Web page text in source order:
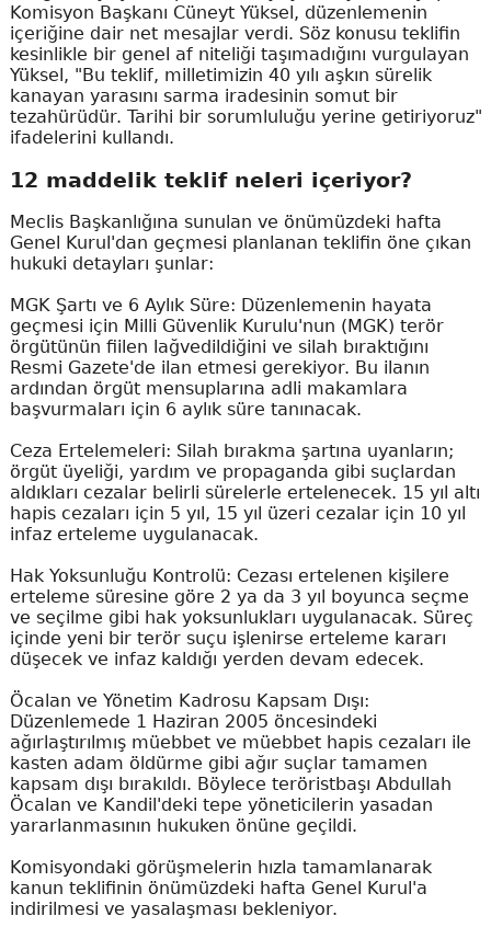
Komisyon Başkanı Cüneyt Yüksel, düzenlemenin
içeriğine dair net mesajlar verdi. Söz konusu teklifin
kesinlikle bir genel af niteliği taşımadığını vurgulayan
Yüksel, "Bu teklif, milletimizin 40 yılı aşkın sürelik
kanayan yarasını sarma iradesinin somut bir
tezahürüdür. Tarihi bir sorumluluğu yerine getiriyoruz"
ifadelerini kullandı.
12 maddelik teklif neleri içeriyor?
Meclis Başkanlığına sunulan ve önümüzdeki hafta
Genel Kurul'dan geçmesi planlanan teklifin öne çıkan
hukuki detayları şunlar:
MGK Şartı ve 6 Aylık Süre: Düzenlemenin hayata
geçmesi için Milli Güvenlik Kurulu'nun (MGK) terör
örgütünün fiilen lağvedildiğini ve silah bıraktığını
Resmi Gazete'de ilan etmesi gerekiyor. Bu ilanın
ardından örgüt mensuplarına adli makamlara
başvurmaları için 6 aylık süre tanınacak.
Ceza Ertelemeleri: Silah bırakma şartına uyanların;
örgüt üyeliği, yardım ve propaganda gibi suçlardan
aldıkları cezalar belirli sürelerle ertelenecek. 15 yıl altı
hapis cezaları için 5 yıl, 15 yıl üzeri cezalar için 10 yıl
infaz erteleme uygulanacak.
Hak Yoksunluğu Kontrolü: Cezası ertelenen kişilere
erteleme süresine göre 2 ya da 3 yıl boyunca seçme
ve seçilme gibi hak yoksunlukları uygulanacak. Süreç
içinde yeni bir terör suçu işlenirse erteleme kararı
düşecek ve infaz kaldığı yerden devam edecek.
Öcalan ve Yönetim Kadrosu Kapsam Dışı:
Düzenlemede 1 Haziran 2005 öncesindeki
ağırlaştırılmış müebbet ve müebbet hapis cezaları ile
kasten adam öldürme gibi ağır suçlar tamamen
kapsam dışı bırakıldı. Böylece teröristbaşı Abdullah
Öcalan ve Kandil'deki tepe yöneticilerin yasadan
yararlanmasının hukuken önüne geçildi.
Komisyondaki görüşmelerin hızla tamamlanarak
kanun teklifinin önümüzdeki hafta Genel Kurul'a
indirilmesi ve yasalaşması bekleniyor.